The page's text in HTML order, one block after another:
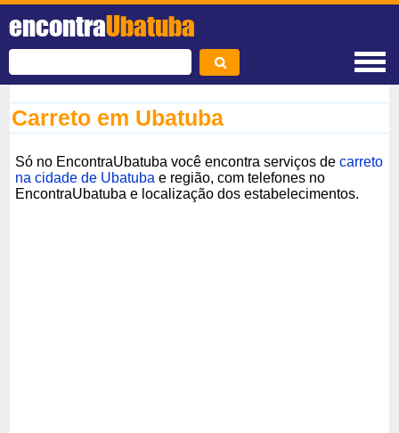
encontraUbatuba
Carreto em Ubatuba
Só no EncontraUbatuba você encontra serviços de carreto
na cidade de Ubatuba e região, com telefones no
EncontraUbatuba e localização dos estabelecimentos.